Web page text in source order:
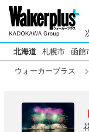
北海道 札幌市 函館
ウォーカープラス